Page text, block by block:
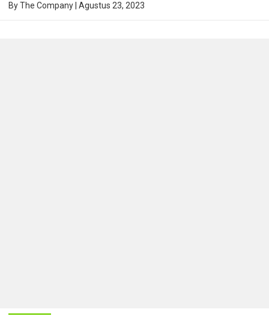
ByThe Company Agustus 23, 2023